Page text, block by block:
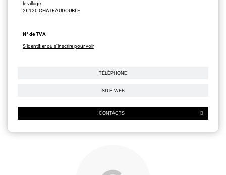
le village
26120 CHATEAUDOUBLE
N° de TVA
S'identifier ou s'inscrire pour voir
TÉLÉPHONE
SITE WEB
CONTACTS